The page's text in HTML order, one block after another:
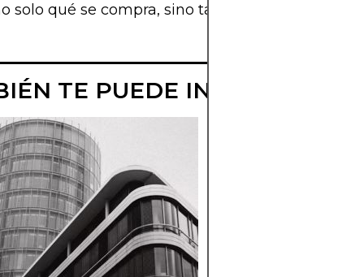
solo qué se compra, sino también por qué.
TE PUEDE INTERESAR